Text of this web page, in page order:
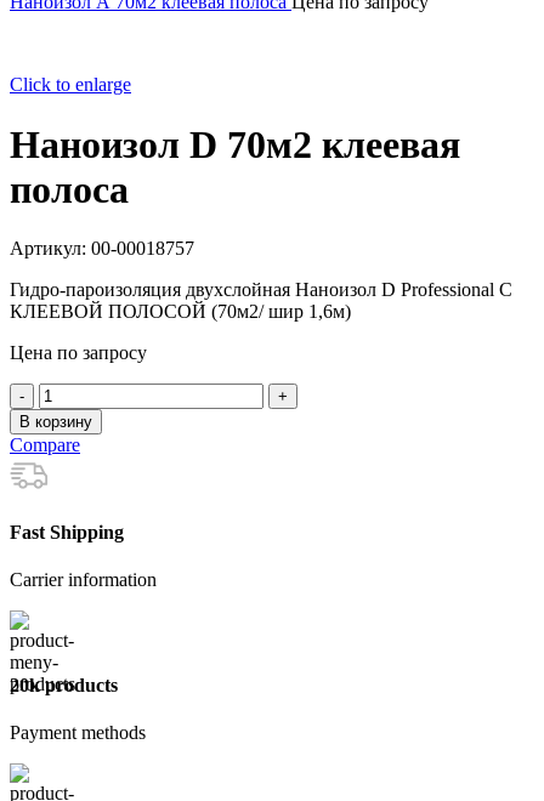
Click to enlarge
Наноизол D 70м2 клеевая
полоса
Артикул: 00-00018757
Гидро-пароизоляция двухслойная Наноизол D Professional С
КЛЕЕВОЙ ПОЛОСОЙ (70м2/ шир 1,6м)
Цена по запросу
Количество
товара
Наноизол
D
70м2
полоса
В корзину
Compare
Fast Shipping
Carrier information
20k products
Payment methods